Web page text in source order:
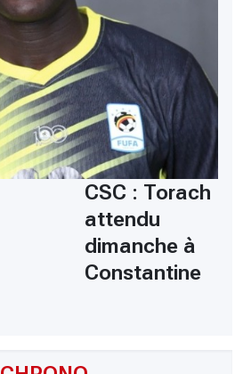
CSC : Torach
attendu
dimanche à
Constantine